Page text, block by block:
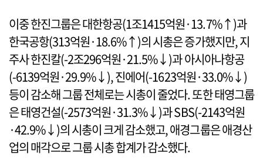
이중 한진그룹은 대한항공(1조1415억원·13.7%↑)과
한국공항(313억원·18.6%↑)의 시총은 증가했지만, 지
주사 한진칼(-2조296억원·21.5%↓)과 아시아나항공
(-6139억원·29.9%↓), 진에어(-1623억원·33.0%↓)
등이 감소해 그룹 전체로는 시총이 줄었다. 또한 태영그룹
은 태영건설(-2573억원·31.3%↓)과 SBS(-2143억원
·42.9%↓)의 시총이 크게 감소했고, 애경그룹은 애경산
업의 매각으로 그룹 시총 합계가 감소했다.